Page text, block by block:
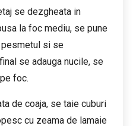
se dezgheata in
la foc mediu, se pune
pesmetul si se
se adauga nucile, se
foc.
de coaja, se taie cuburi
cu zeama de lamaie